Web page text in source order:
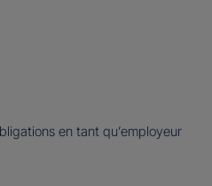
en tant qu’employeur